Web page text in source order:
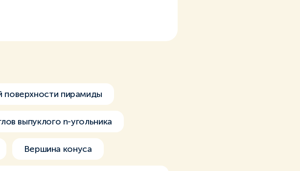
пирамиды
выпуклого n-угольника
Вершина конуса